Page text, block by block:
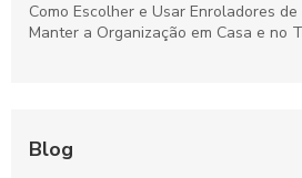
Como Escolher e Usar Enroladores
Manter a Organização em Casa e no
Blog